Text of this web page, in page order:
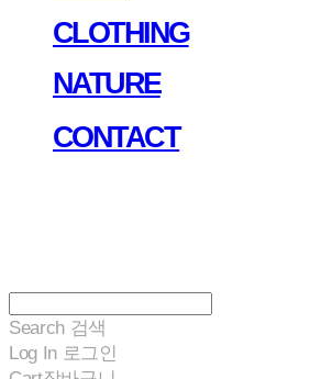
CLOTHING
NATURE
CONTACT
Search 검색
Log In 로그인